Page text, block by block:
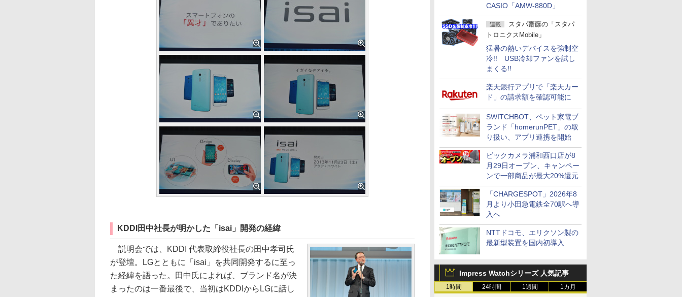
CASIO「AMW-880D」
連載
スタパ齋藤の「スタパ
トロニクスMobile」
猛暑の熱いデバイスを強制空
冷!! USB冷却ファンを試し
まくる!!
楽天銀行アプリで「楽天カー
ド」の請求額を確認可能に
SWITCHBOT、ペット家電ブ
ランド「homerunPET」の取
り扱い、アプリ連携を開始
ビックカメラ浦和西口店が8
月29日オープン、キャンペー
ンで一部商品が最大20%還元
「CHARGESPOT」2026年8
月より小田急電鉄全70駅へ導
入へ
NTTドコモ、エリクソン製の
最新型装置を国内初導入
Impress Watchシリーズ 人気記事
1時間 24時間 1週間 1カ月
KDDI田中社長が明かした「isai」開発の経緯
説明会では、KDDI 代表取締役社長の田中孝司氏
が登壇。LGとともに「isai」を共同開発するに至っ
た経緯を語った。田中氏によれば、ブランド名が決
まったのは一番最後で、当初はKDDIからLGに話し